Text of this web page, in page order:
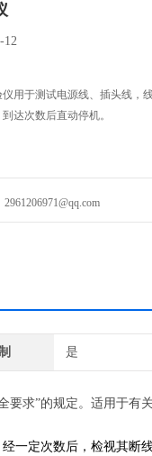
12
用于测试电源线、插头线，
达次数后直动停机。
是
求”的规定。适用于有
一定次数后，检视其断